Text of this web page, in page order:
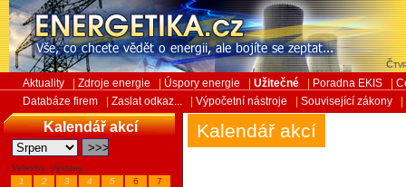
Aktuality Zdroje energie Úspory energie Užitečné Poradna EKIS
Databáze firem
Zaslat odkaz... Výpočetní nástroje Související zákony
Kalendář akcí
Veletrhy, Výstavy...
1
2 3 4 5 6
7
Kalendář akcí